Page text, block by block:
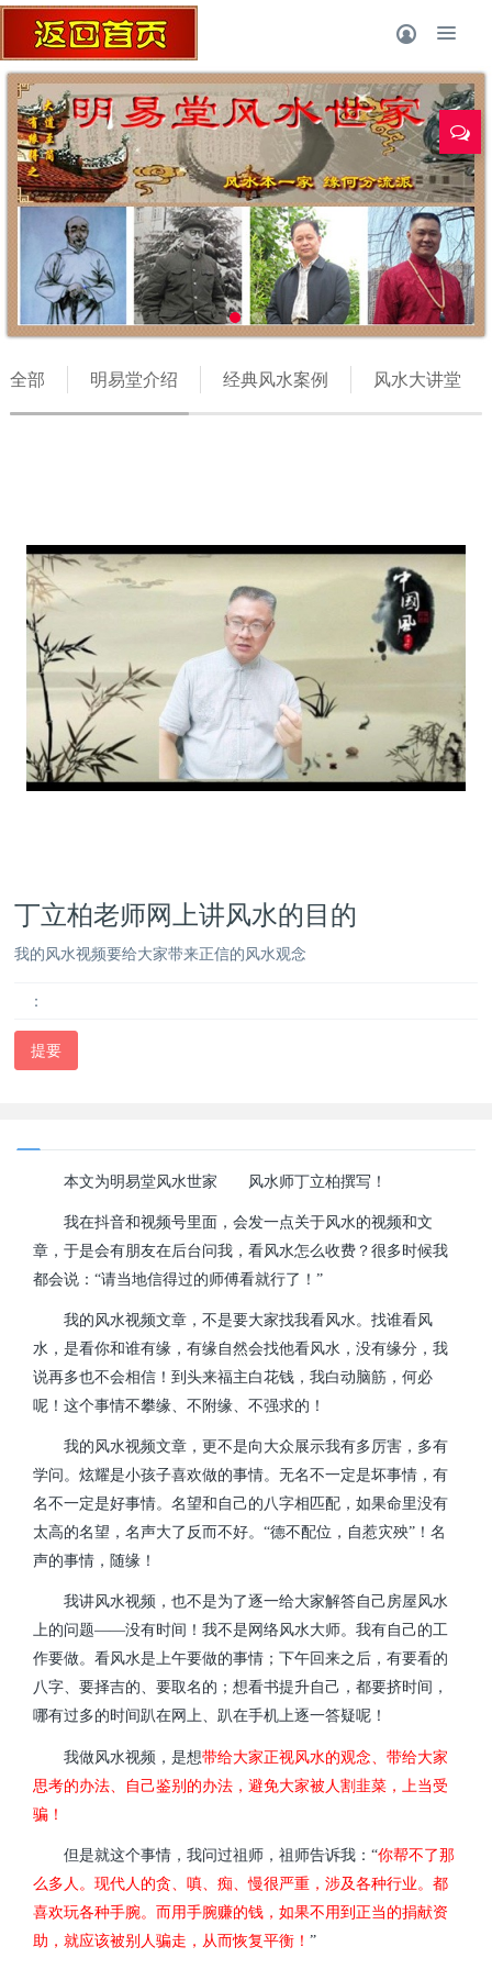
全部 明易堂介绍 经典风水案例 风水大讲堂
丁立柏老师网上讲风水的目的
我的风水视频要给大家带来正信的风水观念
：
提要
本文为明易堂风水世家 风水师丁立柏撰写！
我在抖音和视频号里面，会发一点关于风水的视频和文
章，于是会有朋友在后台问我，看风水怎么收费？很多时候我
都会说：“请当地信得过的师傅看就行了！”
我的风水视频文章，不是要大家找我看风水。找谁看风
水，是看你和谁有缘，有缘自然会找他看风水，没有缘分，我
说再多也不会相信！到头来福主白花钱，我白动脑筋，何必
呢！这个事情不攀缘、不附缘、不强求的！
我的风水视频文章，更不是向大众展示我有多厉害，多有
学问。炫耀是小孩子喜欢做的事情。无名不一定是坏事情，有
名不一定是好事情。名望和自己的八字相匹配，如果命里没有
太高的名望，名声大了反而不好。“德不配位，自惹灾殃”！名
声的事情，随缘！
我讲风水视频，也不是为了逐一给大家解答自己房屋风水
上的问题——没有时间！我不是网络风水大师。我有自己的工
作要做。看风水是上午要做的事情；下午回来之后，有要看的
八字、要择吉的、要取名的；想看书提升自己，都要挤时间，
哪有过多的时间趴在网上、趴在手机上逐一答疑呢！
我做风水视频，是想带给大家正视风水的观念、带给大家
思考的办法、自己鉴别的办法，避免大家被人割韭菜，上当受
骗！
但是就这个事情，我问过祖师，祖师告诉我：“你帮不了那
么多人。现代人的贪、嗔、痴、慢很严重，涉及各种行业。都
喜欢玩各种手腕。而用手腕赚的钱，如果不用到正当的捐献资
助，就应该被别人骗走，从而恢复平衡！ ”